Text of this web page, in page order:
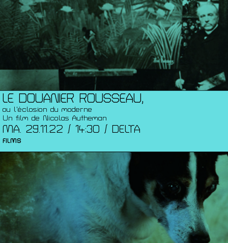
LE DOUANIER ROUSSEAU,
ou l’éclosion du moderne
Un film de Nicolas Autheman
MA. 29.11.22 / 14:30 / DELTA
FILMS